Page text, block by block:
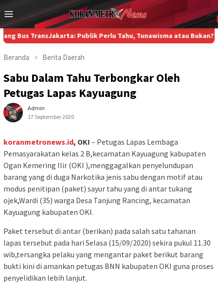
ke
konten
Menu
Mobile
Publik Perlu Tahu, Tunawisma atau Bukan? Di
Beranda Berita Daerah
Sabu Dalam Tahu Terbongkar Oleh
Petugas Lapas Kayuagung
Admin
17 September 2020
koranmetronews.id, OKI – Petugas Lapas Lembaga
Pemasyarakatan kelas 2 B,kecamatan Kayuagung kabupaten
Ogan Kemering Ilir (OKI ),menggagalkan penyelundupan
barang yang di duga Narkotika jenis sabu dengan motif atau
modus penitipan (paket) sayur tahu yang di antar tukang
ojek,Wardi (35) warga Desa Tanjung Rancing, kecamatan
Kayuagung kabupaten OKI.
Paket tersebut di antar (berikan) pada salah satu tahanan
lapas tersebut pada hari Selasa (15/09/2020) sekira pukul 11.30
wib,tersangka pelaku yang mengantar paket berikut barang
bukti kini di amankan petugas BNN kabupaten OKI guna proses
penyelidikan lebih lanjut.